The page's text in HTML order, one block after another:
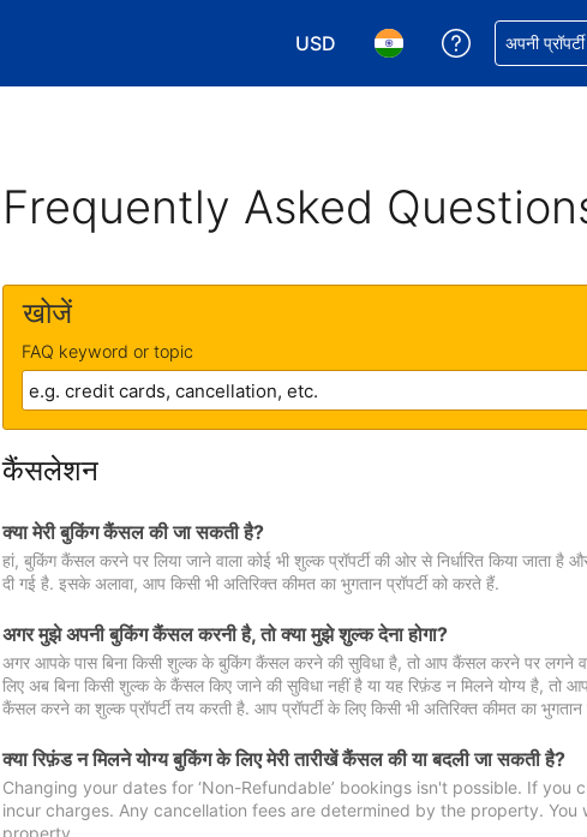
USD
अपनी करेंसी चुनें. आपने अभी USD करेंसी
अपनी भाषा चुनें. आपने अभी
अपनी बुकिंग में
अपनी
Frequently Asked
खोजें
FAQ keyword or topic
कैंसलेशन
क्या मेरी बुकिंग कैंसल की जा सकती है?
हां, बुकिंग कैंसल करने पर लिया जाने वाला कोई भी शुल्क प्रॉपर्टी की ओर से निर्धारित किया जाता
दी गई है. इसके अलावा, आप किसी भी अतिरिक्त कीमत का भुगतान प्रॉपर्टी को करते हैं.
अगर मुझे अपनी बुकिंग कैंसल करनी है, तो क्या मुझे शुल्क देना होगा?
अगर आपके पास बिना किसी शुल्क के बुकिंग कैंसल करने की सुविधा है, तो आप कैंसल करने पर लगने
लिए अब बिना किसी शुल्क के कैंसल किए जाने की सुविधा नहीं है या यह रिफ़ंड न मिलने योग्य है,
कैंसल करने का शुल्क प्रॉपर्टी तय करती है. आप प्रॉपर्टी के लिए किसी भी अतिरिक्त कीमत का
क्या रिफ़ंड न मिलने योग्य बुकिंग के लिए मेरी तारीखें कैंसल की या बदली जा सकती है?
Changing your dates for ‘Non-Refundable’ bookings isn't possible. If you
incur charges. Any cancellation fees are determined by the property.
property.